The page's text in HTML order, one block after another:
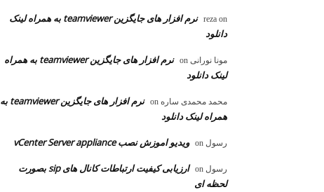
reza on
نرم افزار های جایگزین teamviewer به همراه لینک
دانلود
مونا نورانی
نرم افزار های جایگزین teamviewer به همراه
لینک دانلود
محمد محمدی ساره
نرم افزار های جایگزین teamviewer به
همراه لینک دانلود
رسول ویدیو اموزش نصب vCenter Server appliance
رسول
ارزیابی کیفیت ارتباطات کانال های sip بصورت
لحظه ای